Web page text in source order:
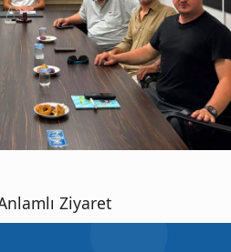
Ziyaret